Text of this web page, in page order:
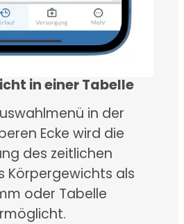
in einer Tabelle
in der
Ecke wird die
des zeitlichen
Körpergewichts als
oder Tabelle